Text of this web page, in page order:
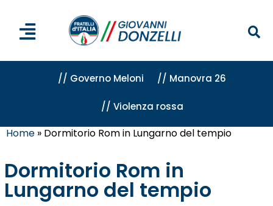
// Governo Meloni // Manovra 26
// Violenza rossa
Home » Dormitorio Rom in Lungarno del tempio
Dormitorio Rom in
Lungarno del tempio